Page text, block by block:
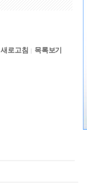
새로고침 | 목록보기